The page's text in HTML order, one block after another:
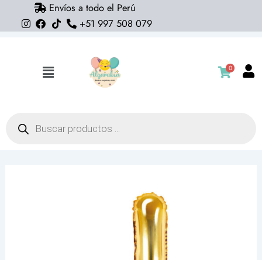
Envíos a todo el Perú
+51 997 508 079
Flyout
0
productos